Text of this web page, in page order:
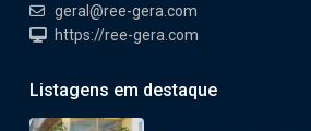
geral@ree-gera.com
https://ree-gera.com
Listagens em destaque